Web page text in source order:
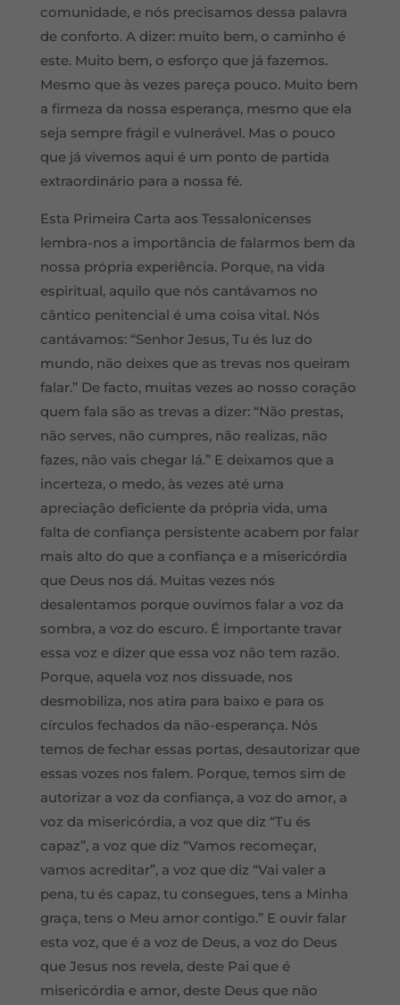
comunidade, e nós precisamos dessa palavra
de conforto. A dizer: muito bem, o caminho é
este. Muito bem, o esforço que já fazemos.
Mesmo que às vezes pareça pouco. Muito bem
a firmeza da nossa esperança, mesmo que ela
seja sempre frágil e vulnerável. Mas o pouco
que já vivemos aqui é um ponto de partida
extraordinário para a nossa fé.
Esta Primeira Carta aos Tessalonicenses
lembra-nos a importância de falarmos bem da
nossa própria experiência. Porque, na vida
espiritual, aquilo que nós cantávamos no
cântico penitencial é uma coisa vital. Nós
cantávamos: “Senhor Jesus, Tu és luz do
mundo, não deixes que as trevas nos queiram
falar.” De facto, muitas vezes ao nosso coração
quem fala são as trevas a dizer: “Não prestas,
não serves, não cumpres, não realizas, não
fazes, não vais chegar lá.” E deixamos que a
incerteza, o medo, às vezes até uma
apreciação deficiente da própria vida, uma
falta de confiança persistente acabem por falar
mais alto do que a confiança e a misericórdia
que Deus nos dá. Muitas vezes nós
desalentamos porque ouvimos falar a voz da
sombra, a voz do escuro. É importante travar
essa voz e dizer que essa voz não tem razão.
Porque, aquela voz nos dissuade, nos
desmobiliza, nos atira para baixo e para os
círculos fechados da não-esperança. Nós
temos de fechar essas portas, desautorizar que
essas vozes nos falem. Porque, temos sim de
autorizar a voz da confiança, a voz do amor, a
voz da misericórdia, a voz que diz “Tu és
capaz”, a voz que diz “Vamos recomeçar,
vamos acreditar”, a voz que diz “Vai valer a
pena, tu és capaz, tu consegues, tens a Minha
graça, tens o Meu amor contigo.” E ouvir falar
esta voz, que é a voz de Deus, a voz do Deus
que Jesus nos revela, deste Pai que é
misericórdia e amor, deste Deus que não